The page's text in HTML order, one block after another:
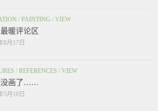
/ PAINTING / VIEW
暖评论区
8月17日
/ REFERENCES / VIEW
没画了……
5月18日